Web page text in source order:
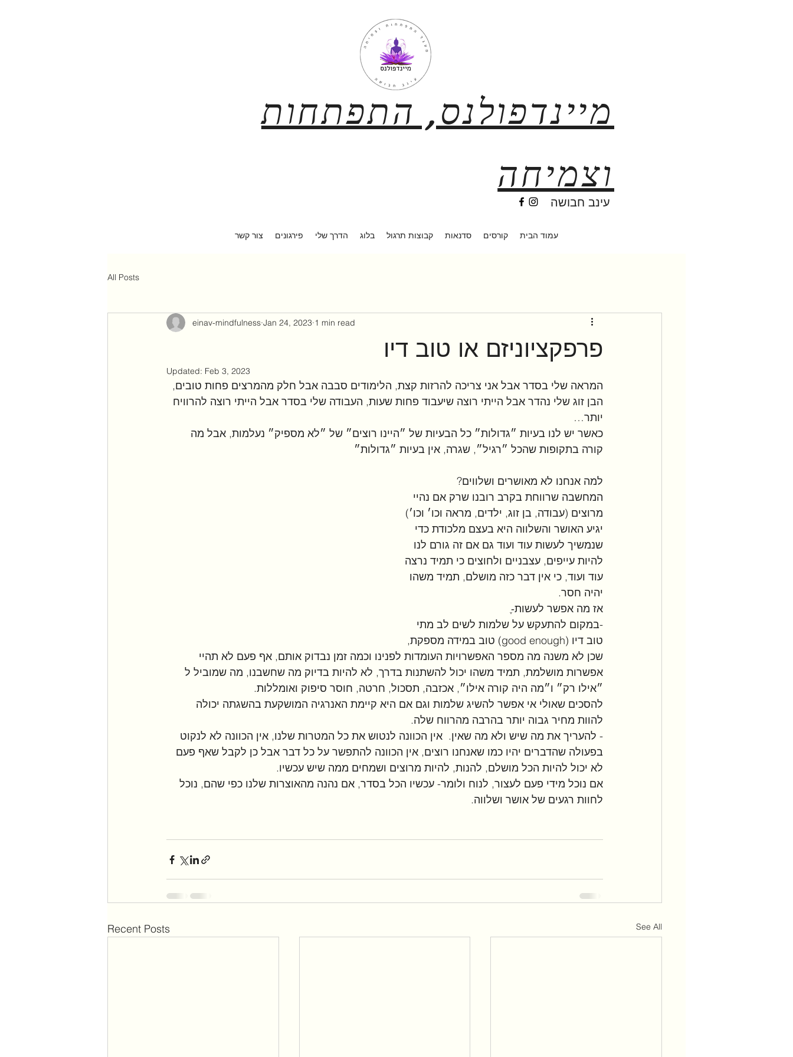
מיינדפולנס, התפתחות
וצמיחה
עינב חבושה
צור קשר פירגונים הדרך שלי בלוג קבוצות תרגול סדנאות קורסים עמוד הבית
All Posts
פרפקציוניזם או טוב דיו
einav-mindfulness Jan 24, 2023 1 min read
Updated: Feb 3, 2023
המראה שלי בסדר אבל אני צריכה להרזות קצת, הלימודים סבבה אבל חלק מהמרצים פחות טובים,
הבן זוג שלי נהדר אבל הייתי רוצה שיעבוד פחות שעות, העבודה שלי בסדר אבל הייתי רוצה להרוויח
יותר…
כאשר יש לנו בעיות ״גדולות״ כל הבעיות של ״היינו רוצים״ של ״לא מספיק״ נעלמות, אבל מה
קורה בתקופות שהכל ״רגיל״, שגרה, אין בעיות ״גדולות״
למה אנחנו לא מאושרים ושלווים?
המחשבה שרווחת בקרב רובנו שרק אם נהיי
מרוצים (עבודה, בן זוג, ילדים, מראה וכו׳ וכו׳)
יגיע האושר והשלווה היא בעצם מלכודת כדי
שנמשיך לעשות עוד ועוד גם אם זה גורם לנו
להיות עייפים, עצבניים ולחוצים כי תמיד נרצה
עוד ועוד, כי אין דבר כזה מושלם, תמיד משהו
יהיה חסר.
אז מה אפשר לעשות-ֶ
-במקום להתעקש על שלמות לשים לב מתי
טוב דיו (good enough) טוב במידה מספקת,
שכן לא משנה מה מספר האפשרויות העומדות לפנינו וכמה זמן נבדוק אותם, אף פעם לא תהיי
אפשרות מושלמת, תמיד משהו יכול להשתנות בדרך, לא להיות בדיוק מה שחשבנו, מה שמוביל ל
״אילו רק״ ו״מה היה קורה אילו״, אכזבה, תסכול, חרטה, חוסר סיפוק ואומללות.
להסכים שאולי אי אפשר להשיג שלמות וגם אם היא קיימת האנרגיה המושקעת בהשגתה יכולה
להוות מחיר גבוה יותר בהרבה מהרווח שלה.
- להעריך את מה שיש ולא מה שאין.  אין הכוונה לנטוש את כל המטרות שלנו, אין הכוונה לא לנקוט
בפעולה שהדברים יהיו כמו שאנחנו רוצים, אין הכוונה להתפשר על כל דבר אבל כן לקבל שאף פעם
לא יכול להיות הכל מושלם, להנות, להיות מרוצים ושמחים ממה שיש עכשיו.
אם נוכל מידי פעם לעצור, לנוח ולומר- עכשיו הכל בסדר, אם נהנה מהאוצרות שלנו כפי שהם, נוכל
לחוות רגעים של אושר ושלווה.
Recent Posts See All